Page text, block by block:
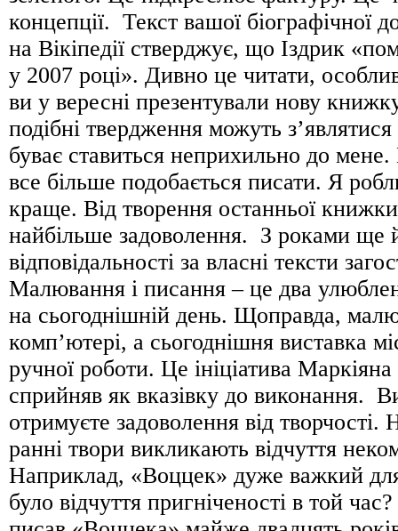
концепції. Текст вашої біографічної
на Вікіпедії стверджує, що Іздрик
у 2007 році». Дивно це читати,
ви у вересні презентували нову
подібні твердження можуть
буває ставиться неприхильно до мене.
все більше подобається писати. Я
краще. Від творення останньої
найбільше задоволення. З роками ще
відповідальності за власні тексти
Малювання і писання – це два
на сьогоднішній день. Щоправда,
комп’ютері, а сьогоднішня виставка
ручної роботи. Це ініціатива
сприйняв як вказівку до виконання.
отримуєте задоволення від творчості.
ранні твори викликають відчуття
Наприклад, «Воццек» дуже важкий
було відчуття пригніченості в той